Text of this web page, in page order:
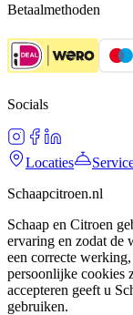
Betaalmethoden
Socials
Locaties
Schaapcitroen.nl
Schaap en Citroen
ervaring en zodat de
een correcte
persoonlijke cookies
accepteren geeft u
gebruiken.